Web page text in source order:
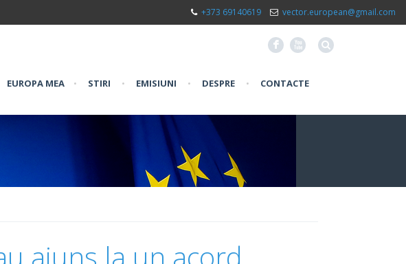
+373 69140619 vector.european@gmail.com
F X
EUROPA MEA • STIRI • EMISIUNI • DESPRE • CONTACTE